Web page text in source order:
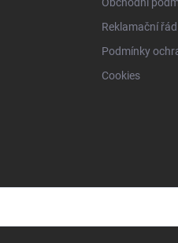
Reklamační řád
Podmínky
Cookies